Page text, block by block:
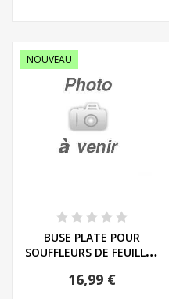
NOUVEAU
BUSE PLATE POUR
SOUFFLEURS DE FEUILLES
16,99 €